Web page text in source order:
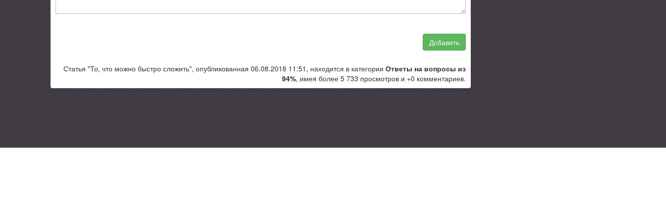
Добавить
Статья "То, что можно быстро сложить", опубликованная 06.08.2018 11:51, находится в категории Ответы на вопросы из
94%, имея более 5 733 просмотров и +0 комментариев.